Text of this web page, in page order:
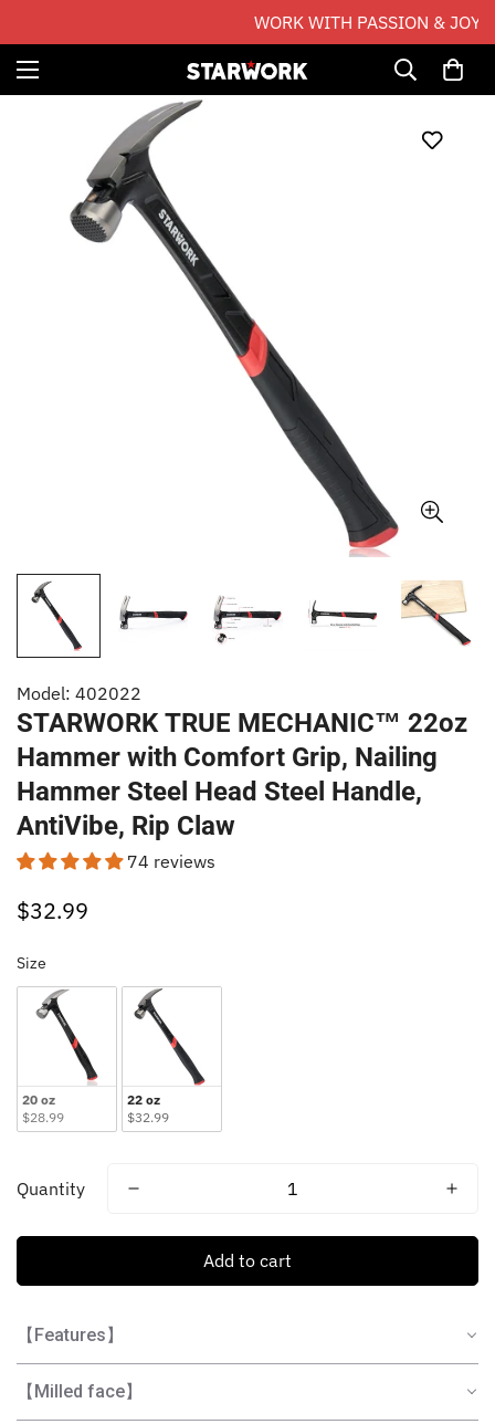
WORK WITH PASSION & JOY
Model: 402022
STARWORK TRUE MECHANIC™ 22oz
Hammer with Comfort Grip, Nailing
Hammer Steel Head Steel Handle,
AntiVibe, Rip Claw
74 reviews
Regular
$32.99
Size
20 oz
$28.99
22 oz
$32.99
Quantity
Add to cart
【Features】
【Milled face】